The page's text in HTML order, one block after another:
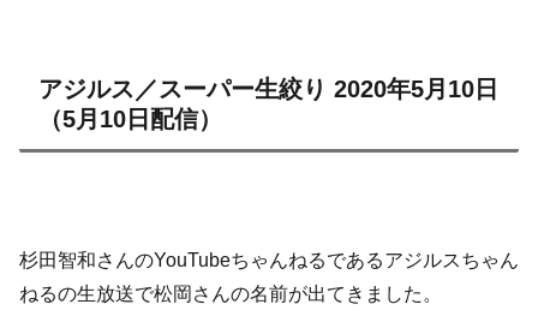
アジルス／スーパー生絞り 2020年5月10日
（5月10日配信）
杉田智和さんのYouTubeちゃんねるであるアジルスちゃん
ねるの生放送で松岡さんの名前が出てきました。